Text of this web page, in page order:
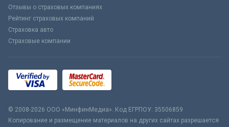
Отзывы о страховых компаниях
Рейтинг страховых компаний
Страховка авто
Страховые компании
© 2008-2026 ООО «МинфинМедиа». Код ЕГРПОУ: 35506859
Копирование и размещение материалов на других сайтах разрешается